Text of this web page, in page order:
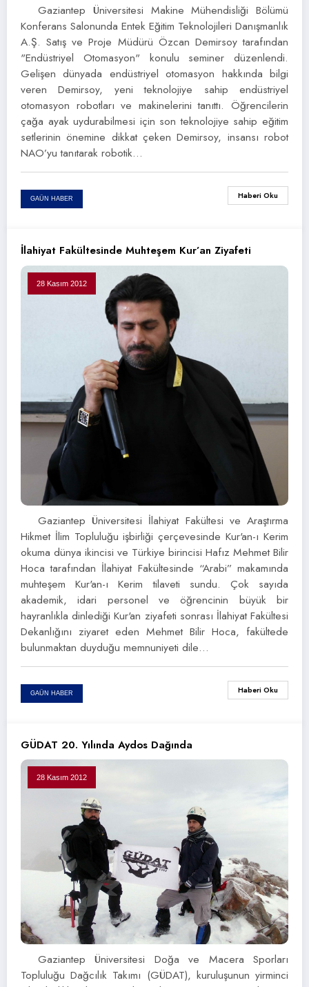
Gaziantep Üniversitesi Makine Mühendisliği Bölümü
Konferans Salonunda Entek Eğitim Teknolojileri Danışmanlık
A.Ş. Satış ve Proje Müdürü Özcan Demirsoy tarafından
"Endüstriyel Otomasyon" konulu seminer düzenlendi.
Gelişen dünyada endüstriyel otomasyon hakkında bilgi
veren Demirsoy, yeni teknolojiye sahip endüstriyel
otomasyon robotları ve makinelerini tanıttı. Öğrencilerin
çağa ayak uydurabilmesi için son teknolojiye sahip eğitim
setlerinin önemine dikkat çeken Demirsoy, insansı robot
NAO’yu tanıtarak robotik…
GAÜN HABER Haberi Oku
İlahiyat Fakültesinde Muhteşem Kur’an Ziyafeti
28 Kasım 2012
Gaziantep Üniversitesi İlahiyat Fakültesi ve Araştırma
Hikmet İlim Topluluğu işbirliği çerçevesinde Kur'an-ı Kerim
okuma dünya ikincisi ve Türkiye birincisi Hafız Mehmet Bilir
Hoca tarafından İlahiyat Fakültesinde “Arabi” makamında
muhteşem Kur'an-ı Kerim tilaveti sundu. Çok sayıda
akademik, idari personel ve öğrencinin büyük bir
hayranlıkla dinlediği Kur'an ziyafeti sonrası İlahiyat Fakültesi
Dekanlığını ziyaret eden Mehmet Bilir Hoca, fakültede
bulunmaktan duyduğu memnuniyeti dile…
GAÜN HABER Haberi Oku
GÜDAT 20. Yılında Aydos Dağında
28 Kasım 2012
Gaziantep Üniversitesi Doğa ve Macera Sporları
Topluluğu Dağcılık Takımı (GÜDAT), kuruluşunun yirminci